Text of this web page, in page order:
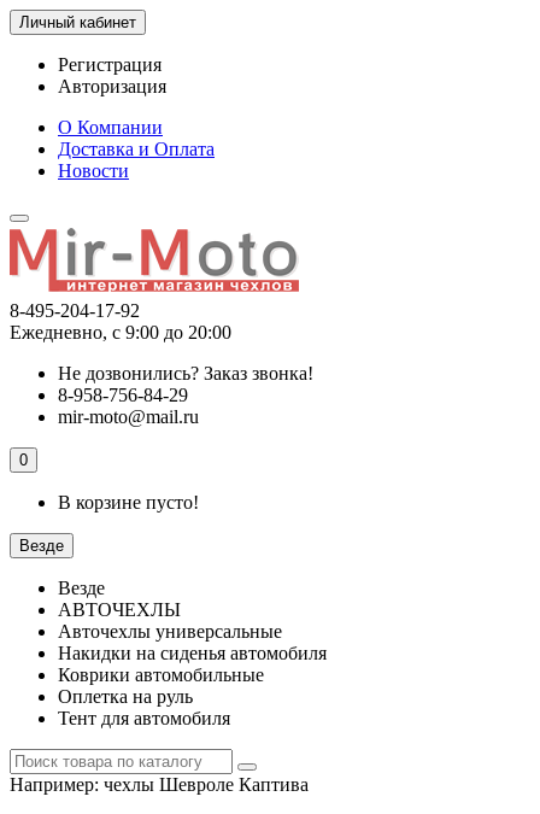
Личный кабинет
Регистрация
Авторизация
О Компании
Доставка и Оплата
Новости
8-495-204-17-92
Ежедневно, с 9:00 до 20:00
Не дозвонились? Заказ звонка!
8-958-756-84-29
mir-moto@mail.ru
0
В корзине пусто!
Везде
Везде
АВТОЧЕХЛЫ
Авточехлы универсальные
Накидки на сиденья автомобиля
Коврики автомобильные
Оплетка на руль
Тент для автомобиля
Например: чехлы Шевроле Каптива